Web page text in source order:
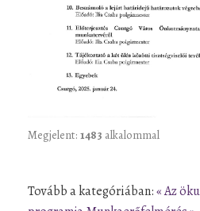
Megjelent: 1483 alkalommal
Tovább a kategóriában:« Az